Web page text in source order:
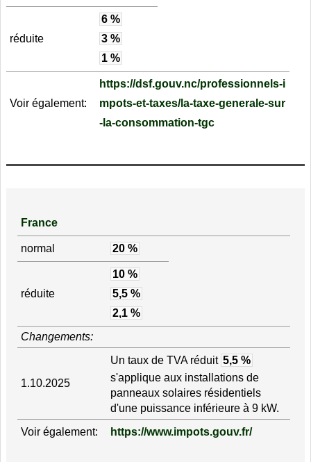
réduite
6 %
3 %
1 %
Voir également:
https://dsf.gouv.nc/professionnels-i
mpots-et-taxes/la-taxe-generale-sur
-la-consommation-tgc
France
normal 20 %
réduite
10 %
5,5 %
2,1 %
Changements:
1.10.2025
Un taux de TVA réduit 5,5 %
s'applique aux installations de
panneaux solaires résidentiels
d'une puissance inférieure à 9 kW.
Voir également:
https://www.impots.gouv.fr/